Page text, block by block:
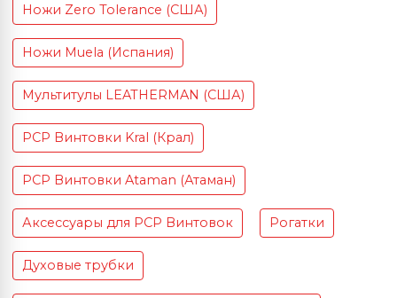
Ножи Zero Tolerance (США)
Ножи Muela (Испания)
Мультитулы LEATHERMAN (США)
PCP Винтовки Kral (Крал)
PCP Винтовки Ataman (Атаман)
Аксессуары для PCP Винтовок Рогатки
Духовые трубки